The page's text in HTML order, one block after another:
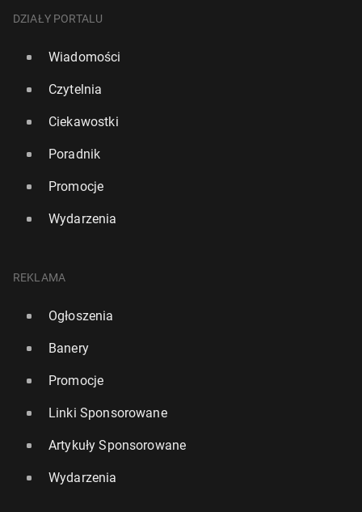
DZIAŁY PORTALU
Wiadomości
Czytelnia
Ciekawostki
Poradnik
Promocje
Wydarzenia
REKLAMA
Ogłoszenia
Banery
Promocje
Linki Sponsorowane
Artykuły Sponsorowane
Wydarzenia